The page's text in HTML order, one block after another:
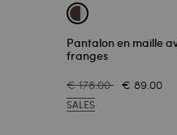
Pantalon en maille
franges
€ 178.00 € 89.00
SALES